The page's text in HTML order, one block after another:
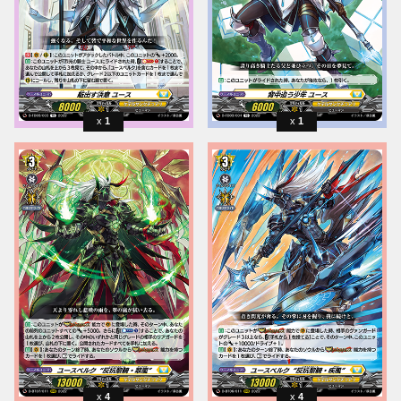
1 1
4 4